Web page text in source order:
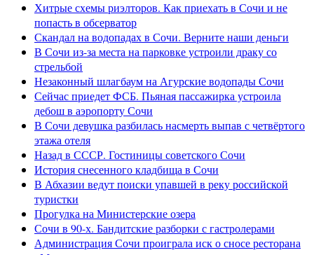
Хитрые схемы риэлторов. Как приехать в Сочи и не
попасть в обсерватор
Скандал на водопадах в Сочи. Верните наши деньги
В Сочи из-за места на парковке устроили драку со
стрельбой
Незаконный шлагбаум на Агурские водопады Сочи
Сейчас приедет ФСБ. Пьяная пассажирка устроила
дебош в аэропорту Сочи
В Сочи девушка разбилась насмерть выпав с четвёртого
этажа отеля
Назад в СССР. Гостиницы советского Сочи
История снесенного кладбища в Сочи
В Абхазии ведут поиски упавшей в реку российской
туристки
Прогулка на Министерские озера
Сочи в 90-х. Бандитские разборки с гастролерами
Администрация Сочи проиграла иск о сносе ресторана